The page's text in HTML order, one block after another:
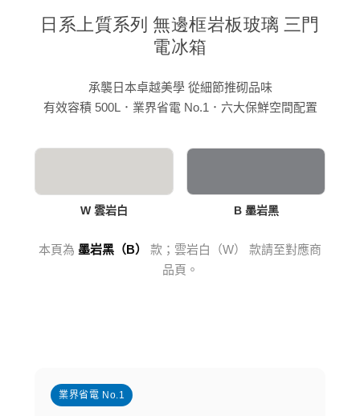
日系上質系列 無邊框岩板玻璃 三門
電冰箱
承襲日本卓越美學 從細節推砌品味
有效容積 500L．業界省電 No.1．六大保鮮空間配置
W 雲岩白 B 墨岩黑
本頁為 墨岩黑（B）
款；雲岩白（W） 款請至對應商
品頁。
業界省電 No.1